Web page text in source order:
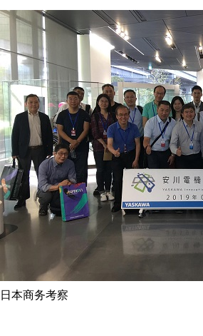
日本商务考察